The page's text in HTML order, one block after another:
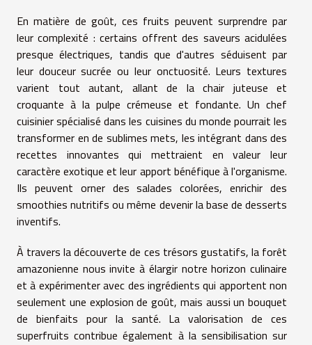
En matière de goût, ces fruits peuvent surprendre par
leur complexité : certains offrent des saveurs acidulées
presque électriques, tandis que d'autres séduisent par
leur douceur sucrée ou leur onctuosité. Leurs textures
varient tout autant, allant de la chair juteuse et
croquante à la pulpe crémeuse et fondante. Un chef
cuisinier spécialisé dans les cuisines du monde pourrait les
transformer en de sublimes mets, les intégrant dans des
recettes innovantes qui mettraient en valeur leur
caractère exotique et leur apport bénéfique à l'organisme.
Ils peuvent orner des salades colorées, enrichir des
smoothies nutritifs ou même devenir la base de desserts
inventifs.
À travers la découverte de ces trésors gustatifs, la forêt
amazonienne nous invite à élargir notre horizon culinaire
et à expérimenter avec des ingrédients qui apportent non
seulement une explosion de goût, mais aussi un bouquet
de bienfaits pour la santé. La valorisation de ces
superfruits contribue également à la sensibilisation sur